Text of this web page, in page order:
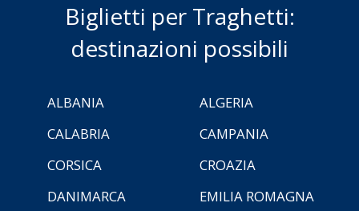
Biglietti per Traghetti:
destinazioni possibili
ALBANIA
ALGERIA
CALABRIA
CAMPANIA
CORSICA
CROAZIA
DANIMARCA
EMILIA ROMAGNA